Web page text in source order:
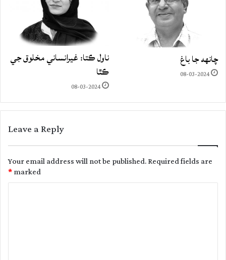
چانهه جا باغ
08-03-2024
ناول ڪتا: غيرانساني مخلوق جي
ڪٿا
08-03-2024
Leave a Reply
Your email address will not be published.Required fields are
marked
*